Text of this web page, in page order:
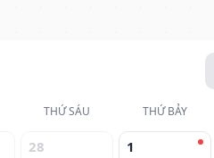
THỨ SÁU THỨ BẢY
28 1